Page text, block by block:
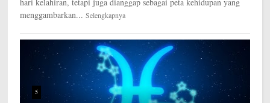
menggambarkan... Selengkapnya
5